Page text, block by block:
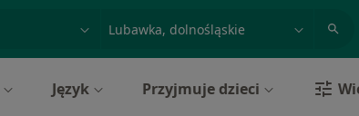
miasto lub dzielnica
Język Przyjmuje dzieci